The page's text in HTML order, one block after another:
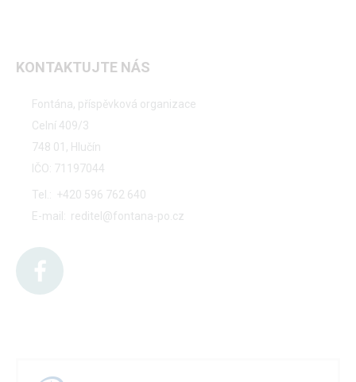
KONTAKTUJTE NÁS
Fontána, příspěvková organizace
Celní 409/3
748 01, Hlučín
IČO: 71197044
Tel.: +420 596 762 640
E-mail: reditel@fontana-po.cz